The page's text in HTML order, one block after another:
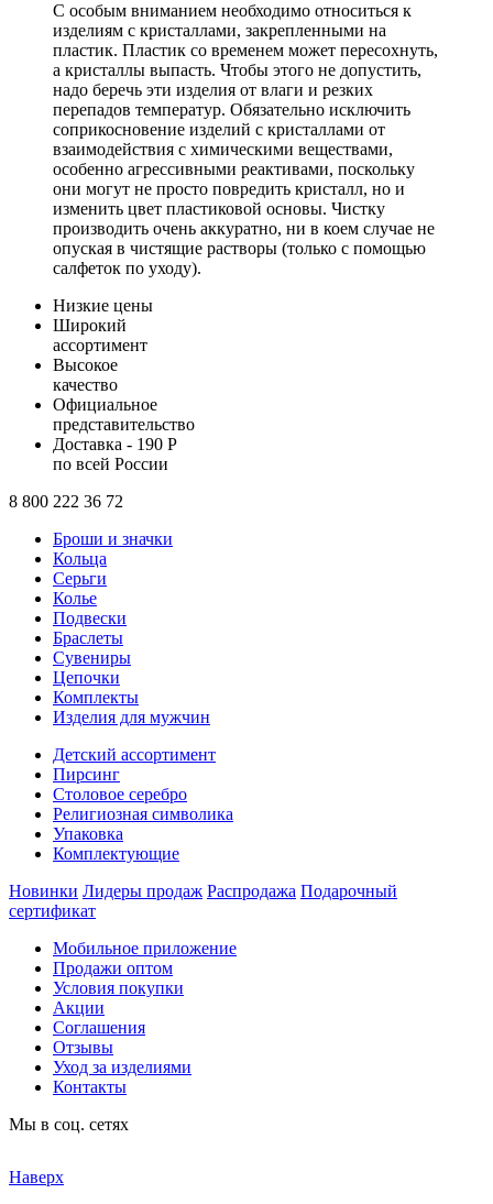
С особым вниманием необходимо относиться к
изделиям с кристаллами, закрепленными на
пластик. Пластик со временем может пересохнуть,
а кристаллы выпасть. Чтобы этого не допустить,
надо беречь эти изделия от влаги и резких
перепадов температур. Обязательно исключить
соприкосновение изделий с кристаллами от
взаимодействия с химическими веществами,
особенно агрессивными реактивами, поскольку
они могут не просто повредить кристалл, но и
изменить цвет пластиковой основы. Чистку
производить очень аккуратно, ни в коем случае не
опуская в чистящие растворы (только с помощью
салфеток по уходу).
Низкие цены
Широкий
ассортимент
Высокое
качество
Официальное
представительство
Доставка - 190 Р
по всей России
8 800 222 36 72
Броши и значки
Кольца
Серьги
Колье
Подвески
Браслеты
Сувениры
Цепочки
Комплекты
Изделия для мужчин
Детский ассортимент
Пирсинг
Столовое серебро
Религиозная символика
Упаковка
Комплектующие
Новинки Лидеры продаж Распродажа Подарочный
сертификат
Мобильное приложение
Продажи оптом
Условия покупки
Акции
Соглашения
Отзывы
Уход за изделиями
Контакты
Мы в соц. сетях
Наверх